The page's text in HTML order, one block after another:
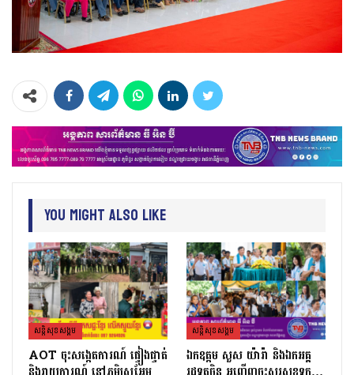
You Might Also Like
សន្តិសុខសង្គម
AOT ចុះសង្កេតការណ៍ ផ្ទៀងផ្ទាត់
សន្តិសុខសង្គម
ឯកឧត្តម សួស យ៉ារ៉ា និងឯកអគ្គ